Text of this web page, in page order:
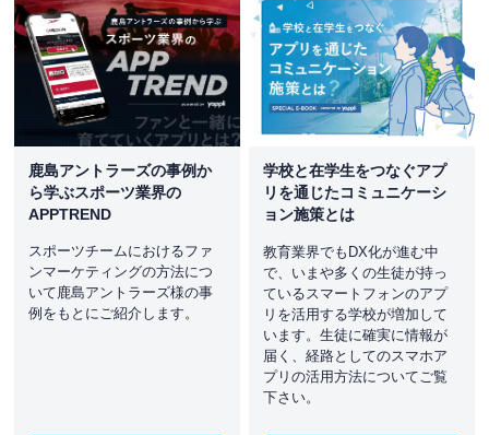
鹿島アントラーズの事例か
ら学ぶスポーツ業界の
APPTREND
スポーツチームにおけるファ
ンマーケティングの方法につ
いて鹿島アントラーズ様の事
例をもとにご紹介します。
学校と在学生をつなぐアプ
リを通じたコミュニケーシ
ョン施策とは
教育業界でもDX化が進む中
で、いまや多くの生徒が持っ
ているスマートフォンのアプ
リを活用する学校が増加して
います。生徒に確実に情報が
届く、経路としてのスマホア
プリの活用方法についてご覧
下さい。